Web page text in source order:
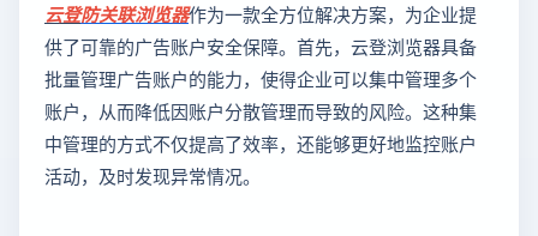
云登防关联浏览器作为一款全方位解决方案，为企业提
供了可靠的广告账户安全保障。首先，云登浏览器具备
批量管理广告账户的能力，使得企业可以集中管理多个
账户，从而降低因账户分散管理而导致的风险。这种集
中管理的方式不仅提高了效率，还能够更好地监控账户
活动，及时发现异常情况。